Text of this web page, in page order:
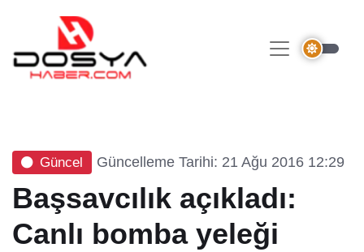
Güncel Güncelleme Tarihi: 21 Ağu 2016 12:29
Başsavcılık açıkladı:
Canlı bomba yeleği